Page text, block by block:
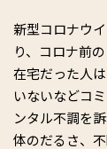
新型コロナウ
り、コロナ前
在宅だった人
いないなどコ
ンタル不調を
体のだるさ、